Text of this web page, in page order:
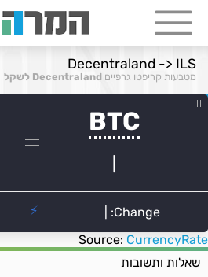
Decentraland -> ILS
מטבעות קריפטו גרפיים Decentraland לשקל
Source: CurrencyRate
שאלות ותשובות